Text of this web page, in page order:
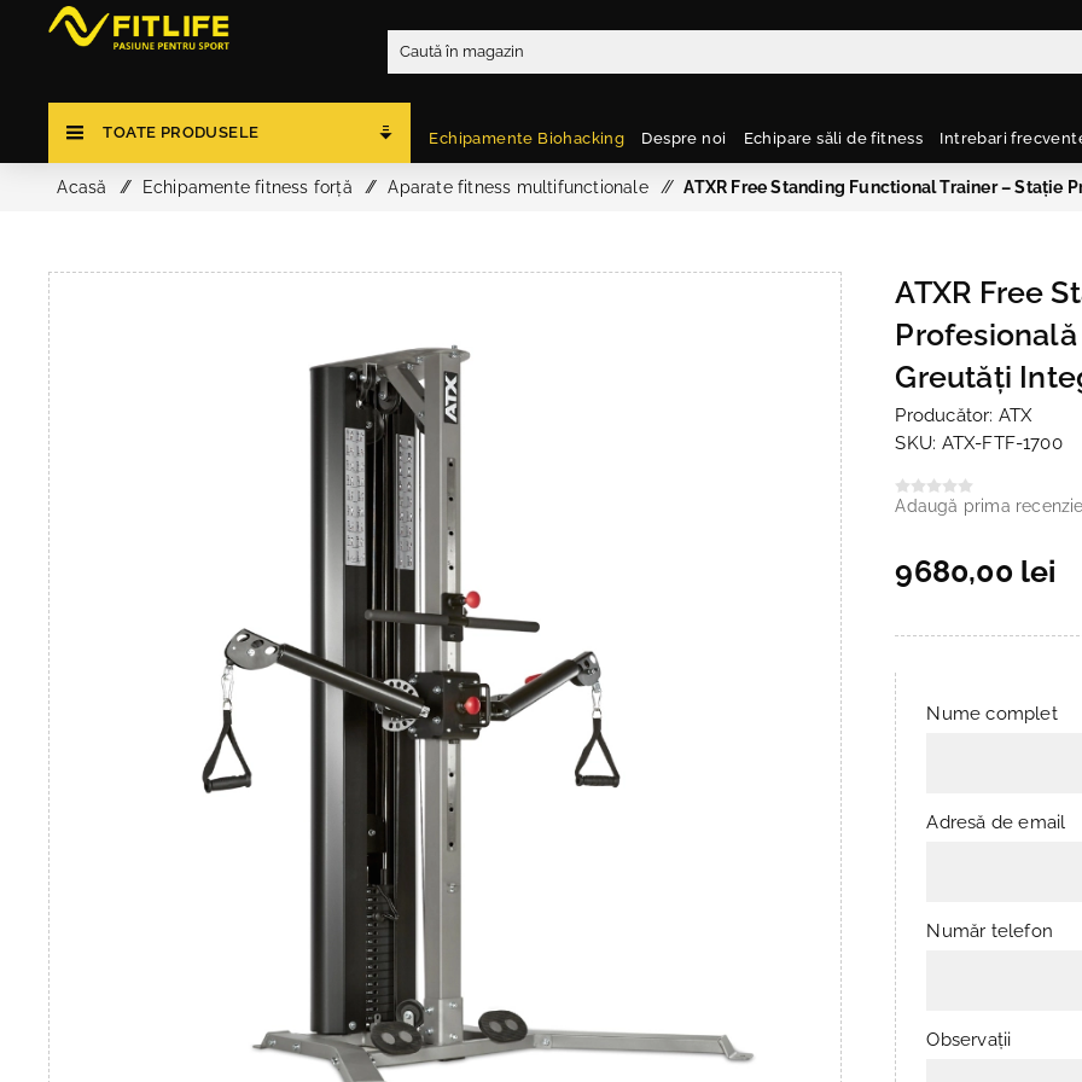
TOATE PRODUSELE Echipamente Biohacking Despre noi Echipare săli de fitness Intrebari
Acasă / Echipamente fitness forță / Aparate fitness multifunctionale / ATXR Free Standing Functional Trainer –
ATXR Free
Greutăți
Producător: ATX
SKU: ATX-FTF-1700
Adaugă prima recenzie
9680,00 lei
Nume complet
Adresă de email
Număr telefon
Observații